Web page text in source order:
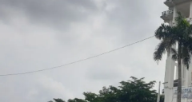
memiliki
kisaran
yang